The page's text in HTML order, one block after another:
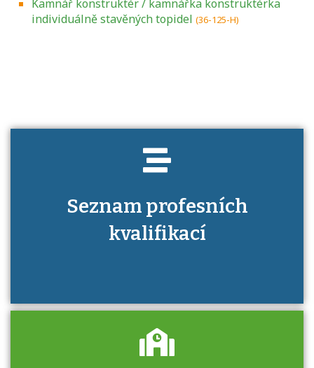
Kamnář konstruktér / kamnářka konstruktérka
individuálně stavěných topidel (36-125-H)
Seznam profesních
kvalifikací
Projděte si seznam profesních kvalifikací.